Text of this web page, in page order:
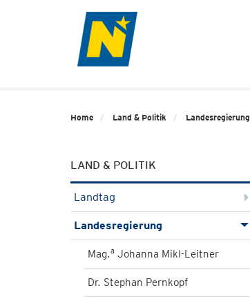
Home Land & Politik Landesregierung
LAND & POLITIK
Landtag
Landesregierung
Mag.a Johanna Mikl-Leitner
Dr. Stephan Pernkopf